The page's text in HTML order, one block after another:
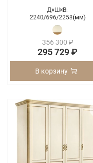
Д×Ш×В:
2240/696/2258(мм)
356 300 ₽
295 729 ₽
В корзину